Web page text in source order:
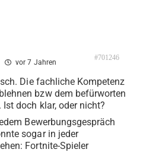
vor 7 Jahren
#701246
Die fachliche Kompetenz
bzw dem befürworten
doch klar, oder nicht?
Bewerbungsgespräch
sogar in jeder
Fortnite-Spieler